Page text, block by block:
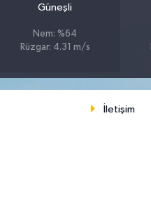
Güneşli
Nem: %64
Rüzgar: 4.31 m/s
İletişim